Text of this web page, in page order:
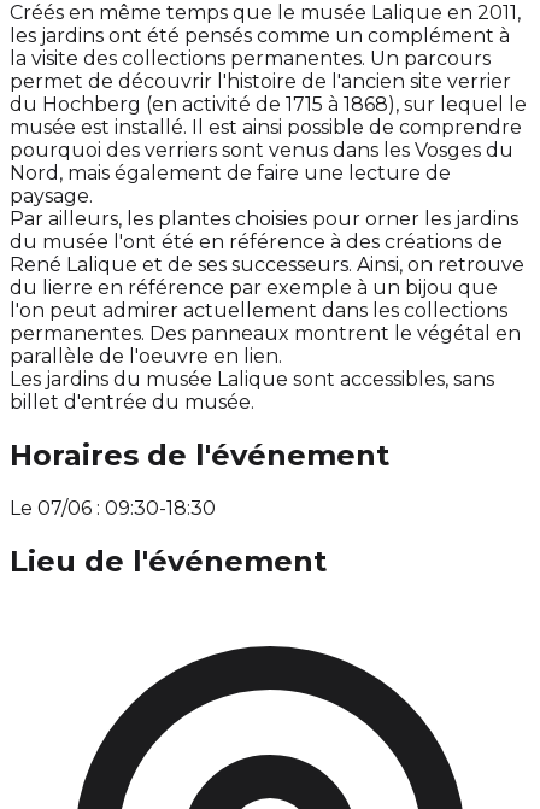
Créés en même temps que le musée Lalique en 2011,
les jardins ont été pensés comme un complément à
la visite des collections permanentes. Un parcours
permet de découvrir l'histoire de l'ancien site verrier
du Hochberg (en activité de 1715 à 1868), sur lequel le
musée est installé. Il est ainsi possible de comprendre
pourquoi des verriers sont venus dans les Vosges du
Nord, mais également de faire une lecture de
paysage.
Par ailleurs, les plantes choisies pour orner les jardins
du musée l'ont été en référence à des créations de
René Lalique et de ses successeurs. Ainsi, on retrouve
du lierre en référence par exemple à un bijou que
l'on peut admirer actuellement dans les collections
permanentes. Des panneaux montrent le végétal en
parallèle de l'oeuvre en lien.
Les jardins du musée Lalique sont accessibles, sans
billet d'entrée du musée.
Horaires de l'événement
Le 07/06 : 09:30-18:30
Lieu de l'événement